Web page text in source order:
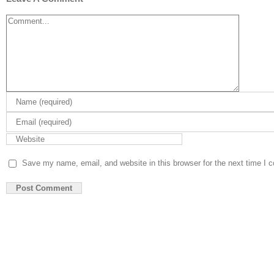
Comment
Save my name, email, and website in this browser for the next time I